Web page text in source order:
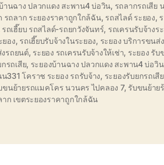
านฉาง ปลวกแดง สะพาน4 บ่อวิน, รถลากรถเสีย
รถลาก ระยองราคาถูกใกล้ฉัน, รถสไลด์ ระยอง,
รถเฮี๊ยบ รถสไลด์-รถยกวังจันทร์, รถเครนรับจ้างร
ยอง, รถเฮี๊ยบรับจ้างในระยอง, ระยอง บริการขนส่
รถยนต์, ระยอง รถเครนรับจ้างให้เช่า, ระยอง รับ
รถเสีย, ระยองบ้านฉาง ปลวกแดง สะพาน4 บ่อวิ
โคราช ระยอง รถรับจ้าง, ระยองรับยกรถเสีย
ขนย้ายรถแมคโคร นวนคร ไปคลอง 7, รับขนย้าย
ก เขตระยองราคาถูกใกล้ฉัน